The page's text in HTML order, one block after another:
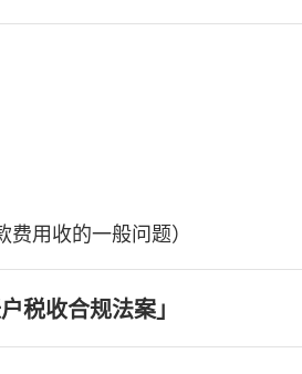
费用收的一般问题）
税收合规法案」